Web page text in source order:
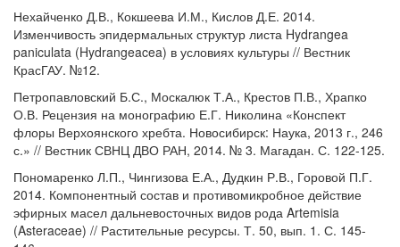
Нехайченко Д.В., Кокшеева И.М., Кислов Д.Е. 2014.
Изменчивость эпидермальных структур листа Hydrangea
paniculata (Hydrangeacea) в условиях культуры // Вестник
КрасГАУ. №12.
Петропавловский Б.С., Москалюк Т.А., Крестов П.В., Храпко
О.В. Рецензия на монографию Е.Г. Николина «Конспект
флоры Верхоянского хребта. Новосибирск: Наука, 2013 г., 246
с.» // Вестник СВНЦ ДВО РАН, 2014. № 3. Магадан. С. 122-125.
Пономаренко Л.П., Чингизова Е.А., Дудкин Р.В., Горовой П.Г.
2014. Компонентный состав и противомикробное действие
эфирных масел дальневосточных видов рода Artemisia
(Asteraceae) // Растительные ресурсы. Т. 50, вып. 1. С. 145-